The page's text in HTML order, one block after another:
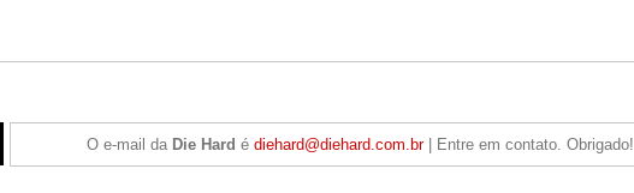
O e-mail da Die Hard é diehard@diehard.com.br| Entre em contato. Obrigado!